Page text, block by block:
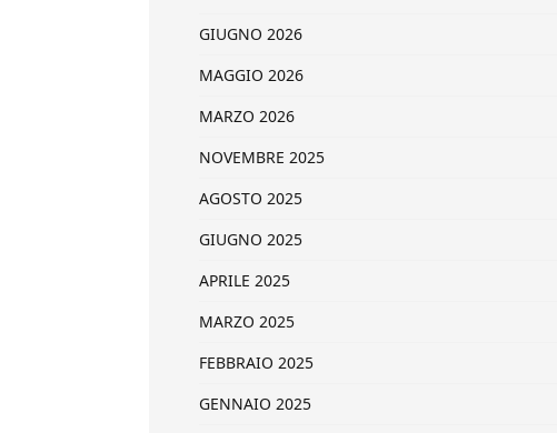
GIUGNO 2026
MAGGIO 2026
MARZO 2026
NOVEMBRE 2025
AGOSTO 2025
GIUGNO 2025
APRILE 2025
MARZO 2025
FEBBRAIO 2025
GENNAIO 2025